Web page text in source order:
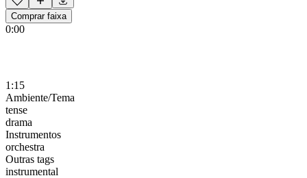
Comprar faixa
0:00
1:15
Ambiente/Tema
tense
drama
Instrumentos
orchestra
Outras tags
instrumental